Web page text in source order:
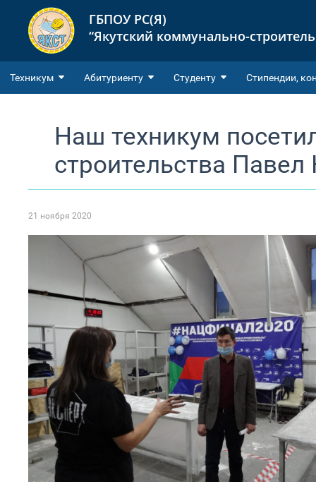
ГБПОУ РС(Я)
“Якутский коммунально-
Техникум Абитуриенту Студенту Cтипендии,
Наш техникум
строительства
21 ноября 2020